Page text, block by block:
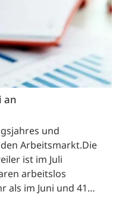
an
und
Arbeitsmarkt.Die
ist im Juli
arbeitslos
als im Juni und 41…